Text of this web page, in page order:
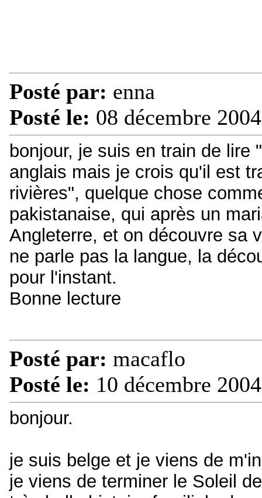
Posté par: enna
Posté le: 08 décembre
bonjour, je suis en train de
anglais mais je crois qu'il est
rivières", quelque chose
pakistanaise, qui après un
Angleterre, et on découvre sa
ne parle pas la langue, la
pour l'instant.
Bonne lecture
Posté par: macaflo
Posté le: 10 décembre
bonjour.
je suis belge et je viens de
je viens de terminer le Soleil